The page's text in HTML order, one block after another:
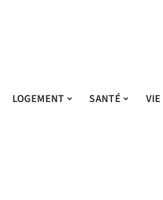
LOGEMENT SANTÉ